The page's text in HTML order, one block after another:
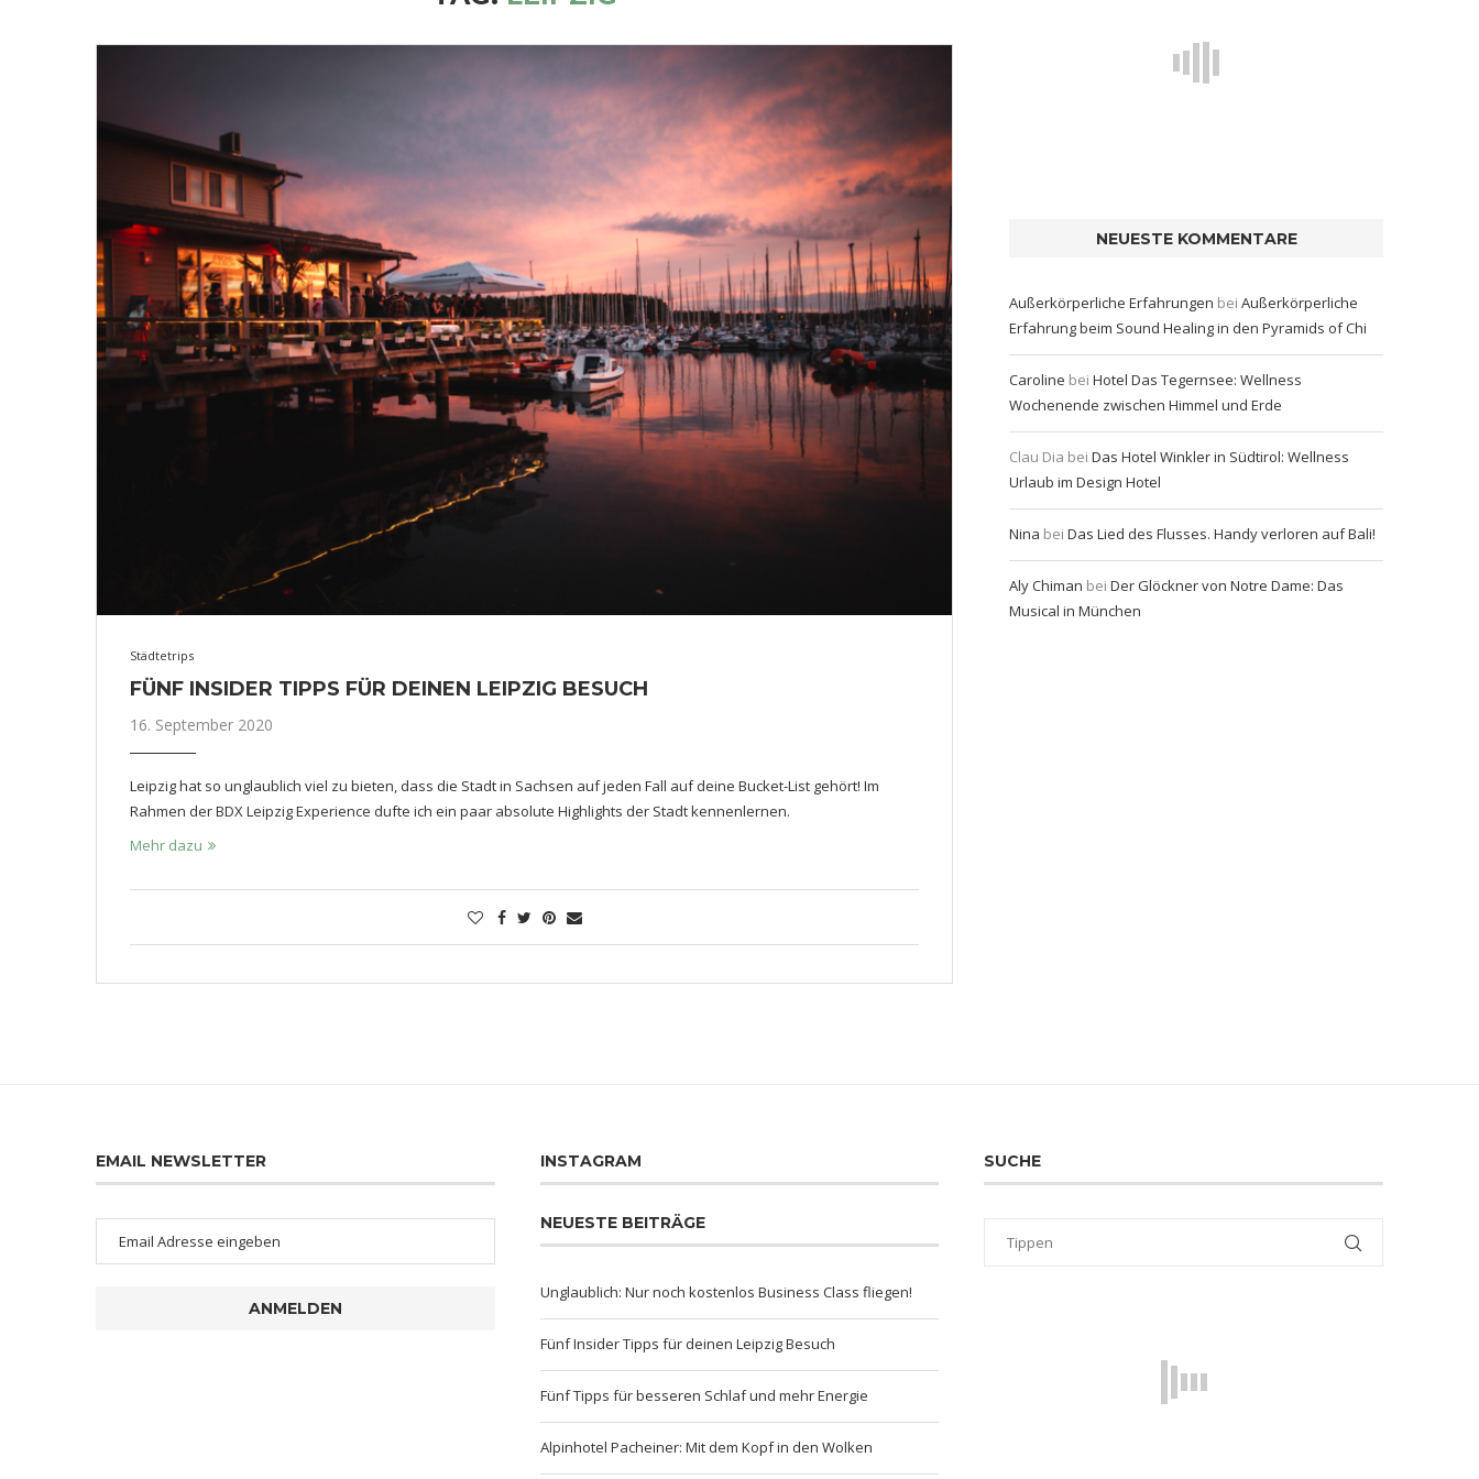
Städtetrips
FÜNF INSIDER TIPPS FÜR DEINEN LEIPZIG BESUCH
16. September 2020
Leipzig hat so unglaublich viel zu bieten, dass die Stadt in Sachsen auf jeden Fall auf deine Bucket-List gehört! Im
Rahmen der BDX Leipzig Experience dufte ich ein paar absolute Highlights der Stadt kennenlernen.
Mehr dazu
NEUESTE KOMMENTARE
Außerkörperliche Erfahrungen bei Außerkörperliche
Erfahrung beim Sound Healing in den Pyramids of Chi
Caroline bei Hotel Das Tegernsee: Wellness
Wochenende zwischen Himmel und Erde
Clau Dia bei Das Hotel Winkler in Südtirol: Wellness
Urlaub im Design Hotel
Nina bei Das Lied des Flusses. Handy verloren auf Bali!
Aly Chiman bei Der Glöckner von Notre Dame: Das
Musical in München
EMAIL NEWSLETTER
ANMELDEN
INSTAGRAM
NEUESTE BEITRÄGE
Unglaublich: Nur noch kostenlos Business Class fliegen!
Fünf Insider Tipps für deinen Leipzig Besuch
Fünf Tipps für besseren Schlaf und mehr Energie
Alpinhotel Pacheiner: Mit dem Kopf in den Wolken
SUCHE